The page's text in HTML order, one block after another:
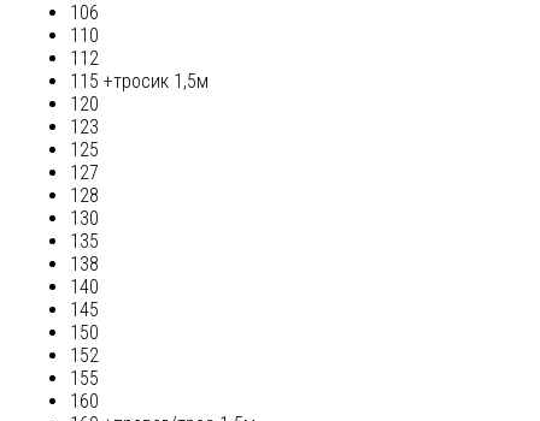
106
110
112
115 +тросик 1,5м
120
123
125
127
128
130
135
138
140
145
150
152
155
160